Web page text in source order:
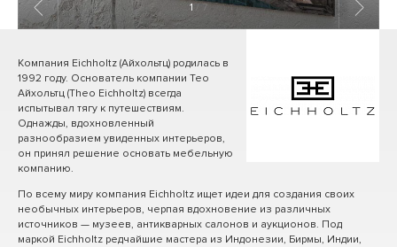
1 / 7
Компания Eichholtz (Айхольтц) родилась в
1992 году. Основатель компании Тео
Айхольтц (Theo Eichholtz) всегда
испытывал тягу к путешествиям.
Однажды, вдохновленный
разнообразием увиденных интерьеров,
он принял решение основать мебельную
компанию.
По всему миру компания Eichholtz ищет идеи для создания своих
необычных интерьеров, черпая вдохновение из различных
источников — музеев, антикварных салонов и аукционов. Под
маркой Eichholtz редчайшие мастера из Индонезии, Бирмы, Индии,